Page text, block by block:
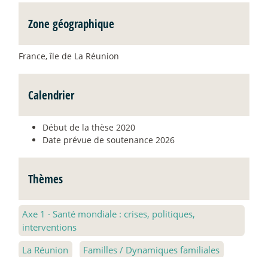
Zone géographique
France, île de La Réunion
Calendrier
Début de la thèse 2020
Date prévue de soutenance 2026
Thèmes
Axe 1 · Santé mondiale : crises, politiques,
interventions
La Réunion
Familles / Dynamiques familiales